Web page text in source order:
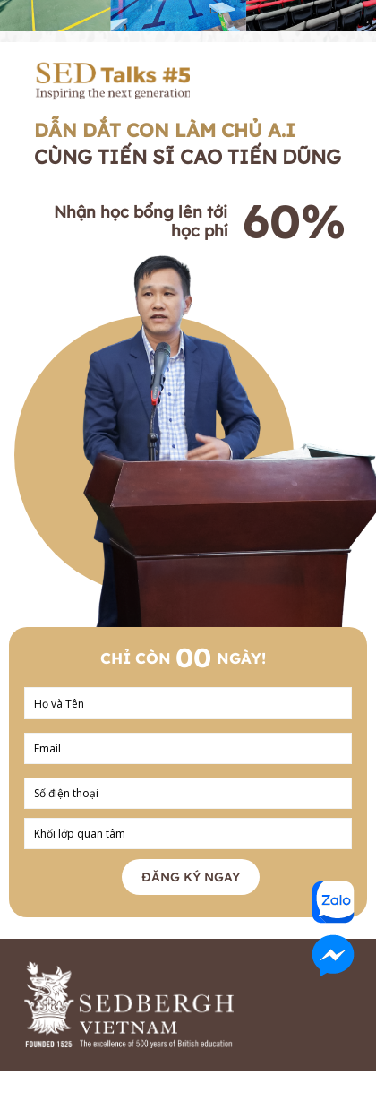
DẪN DẮT CON LÀM CHỦ A.I
CÙNG TIẾN SĨ CAO TIẾN DŨNG
Nhận học bổng lên tới 60%
học phí
ĐĂNG KÝ NGAY
CHỈ CÒN NGÀY!
00